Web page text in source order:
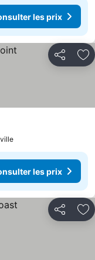
les prix
Partager
les prix
Partager